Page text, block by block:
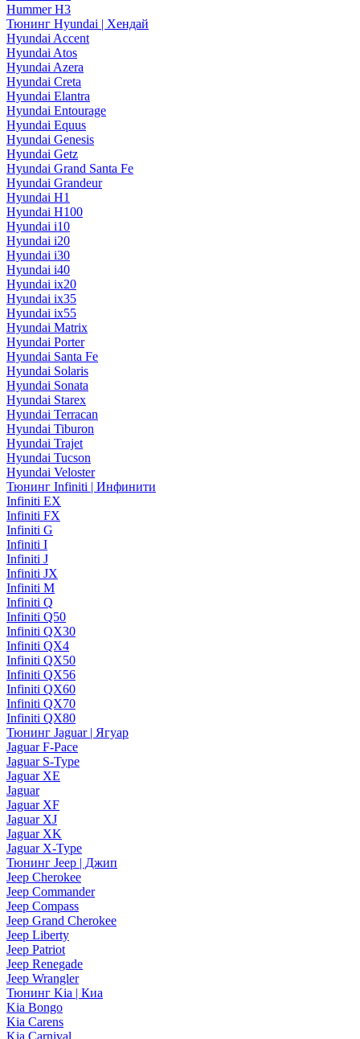
Hummer H3
Тюнинг Hyundai | Хендай
Hyundai Accent
Hyundai Atos
Hyundai Azera
Hyundai Creta
Hyundai Elantra
Hyundai Entourage
Hyundai Equus
Hyundai Genesis
Hyundai Getz
Hyundai Grand Santa Fe
Hyundai Grandeur
Hyundai H1
Hyundai H100
Hyundai i10
Hyundai i20
Hyundai i30
Hyundai i40
Hyundai ix20
Hyundai ix35
Hyundai ix55
Hyundai Matrix
Hyundai Porter
Hyundai Santa Fe
Hyundai Solaris
Hyundai Sonata
Hyundai Starex
Hyundai Terracan
Hyundai Tiburon
Hyundai Trajet
Hyundai Tucson
Hyundai Veloster
Тюнинг Infiniti | Инфинити
Infiniti EX
Infiniti FX
Infiniti G
Infiniti I
Infiniti J
Infiniti JX
Infiniti M
Infiniti Q
Infiniti Q50
Infiniti QX30
Infiniti QX4
Infiniti QX50
Infiniti QX56
Infiniti QX60
Infiniti QX70
Infiniti QX80
Тюнинг Jaguar | Ягуар
Jaguar F-Pace
Jaguar S-Type
Jaguar XE
Jaguar
Jaguar XF
Jaguar XJ
Jaguar XK
Jaguar X-Type
Тюнинг Jeep | Джип
Jeep Cherokee
Jeep Commander
Jeep Compass
Jeep Grand Cherokee
Jeep Liberty
Jeep Patriot
Jeep Renegade
Jeep Wrangler
Тюнинг Kia | Киа
Kia Bongo
Kia Carens
Kia Carnival